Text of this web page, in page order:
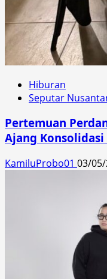
Hiburan
Seputar
Pertemuan
Ajang
KamiluProbo01 03/